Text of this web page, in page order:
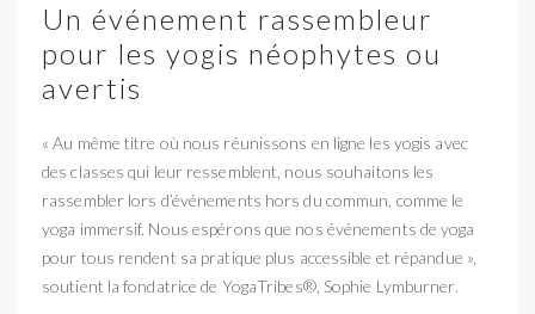
Un événement rassembleur
pour les yogis néophytes ou
avertis
« Au même titre où nous réunissons en ligne les yogis avec
des classes qui leur ressemblent, nous souhaitons les
rassembler lors d’événements hors du commun, comme le
yoga immersif. Nous espérons que nos événements de yoga
pour tous rendent sa pratique plus accessible et répandue »,
soutient la fondatrice de YogaTribes®, Sophie Lymburner.